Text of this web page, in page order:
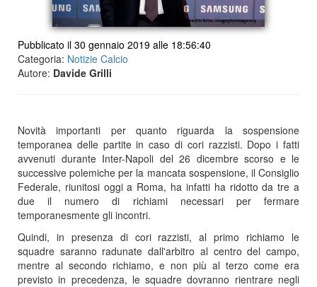
Pubblicato il 30 gennaio 2019 alle 18:56:40
Categoria: Notizie Calcio
Autore: Davide Grilli
Novità importanti per quanto riguarda la sospensione
temporanea delle partite in caso di cori razzisti. Dopo i fatti
avvenuti durante Inter-Napoli del 26 dicembre scorso e le
successive polemiche per la mancata sospensione, il Consiglio
Federale, riunitosi oggi a Roma, ha infatti ha ridotto da tre a
due il numero di richiami necessari per fermare
temporanesmente gli incontri.
Quindi, in presenza di cori razzisti, al primo richiamo le
squadre saranno radunate dall'arbitro al centro del campo,
mentre al secondo richiamo, e non più al terzo come era
previsto in precedenza, le squadre dovranno rientrare negli